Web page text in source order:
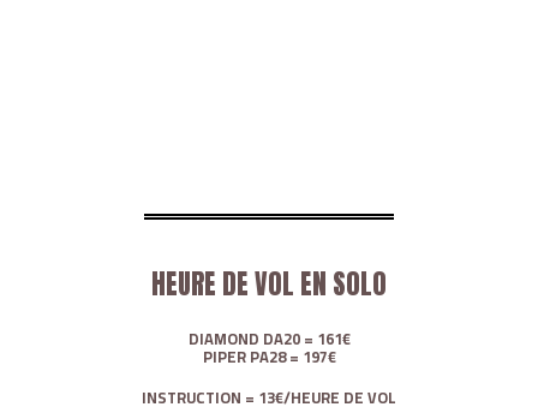
HEURE DE VOL EN SOLO
DIAMOND DA20 = 161€
PIPER PA28 = 197€
INSTRUCTION = 13€/HEURE DE VOL